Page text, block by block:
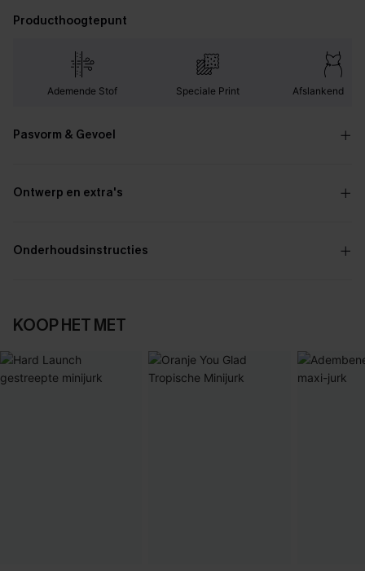
Producthoogtepunt
Ademende Stof Speciale Print Afslankend
Pasvorm & Gevoel
Ontwerp en extra's
Onderhoudsinstructies
KOOP HET MET